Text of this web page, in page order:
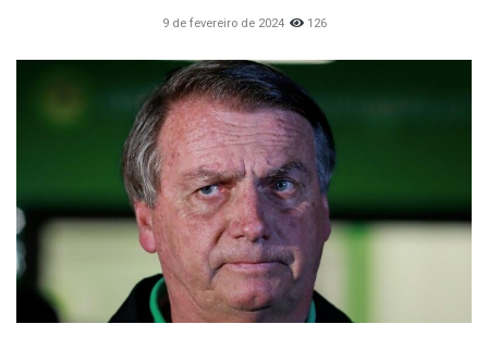
9 de fevereiro de 2024 126